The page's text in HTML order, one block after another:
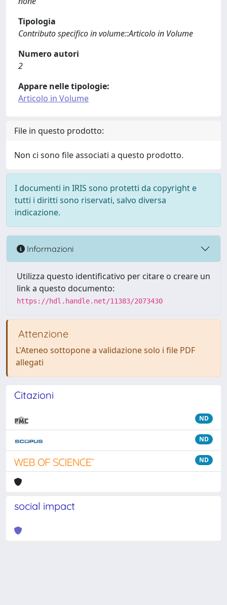
Tipologia
Contributo specifico in volume::Articolo in Volume
Numero autori
2
Appare nelle tipologie:
Articolo in Volume
File in questo prodotto:
Non ci sono file associati a questo prodotto.
I documenti in IRIS sono protetti da copyright e
tutti i diritti sono riservati, salvo diversa
indicazione.
Informazioni
Utilizza questo identificativo per citare o creare un
link a questo documento:
https://hdl.handle.net/11383/2073430
Attenzione
L'Ateneo sottopone a validazione solo i file PDF
allegati
Citazioni
ND
ND
ND
social impact